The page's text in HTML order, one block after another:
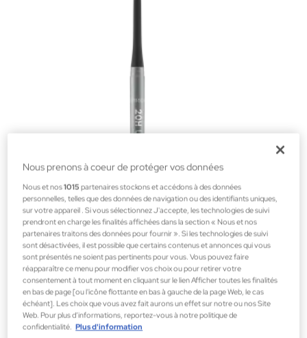
Catrice
Ultra Precision Gel Eye 20H Crayon pour les yeux Waterproof
Crayon pour les Yeux
1,99 €
Nous prenons à coeur de protéger vos données
Nous et nos1015 partenaires stockons et accédons à des données
personnelles, telles que des données de navigation ou des identifiants uniques,
sur votre appareil . Si vous sélectionnez J'accepte, les technologies de suivi
prendront en charge les finalités affichées dans la section « Nous et nos
partenaires traitons des données pour fournir ». Si les technologies de suivi
sont désactivées, il est possible que certains contenus et annonces qui vous
sont présentés ne soient pas pertinents pour vous. Vous pouvez faire
réapparaître ce menu pour modifier vos choix ou pour retirer votre
consentement à tout moment en cliquant sur le lien Afficher toutes les finalités
en bas de page [ou l'icône flottante en bas à gauche de la page Web, le cas
échéant]. Les choix que vous avez fait aurons un effet sur notre ou nos Site
Web. Pour plus d’informations, reportez-vous à notre politique de
confidentialité. Plus d'information